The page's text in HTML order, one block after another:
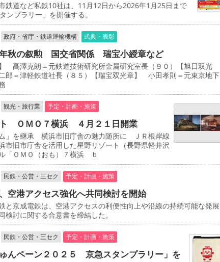
鉄道など私鉄10社は、11月12日から2026年1月25日まで
ンプラリー」を開催する。
政府・省庁・鉄道運輸機構 式典・表彰
秋の叙勲 国交省関係 瑞宝小綬章など
】 髙澤克朗＝元鉄道技術研究所金属研究室長（９０）【旭日双光
＝津軽鉄道社長（８５）【瑞宝双光章】 小田孝則＝元東京地下
観光・旅行業 予定・計画・施策
ＯＭＯ７横浜 ４月２１日開業
」を継承 横浜市旧庁舎の魅力随所に ＪＲ根岸線
市旧市庁舎を活用した星野リゾート（長野県軽井沢
「ＯＭＯ（おも）７横浜 ｂ
民鉄・公営・三セク 予定・計画・施策
空港アクセス強化へ共同検討を開始
と京成電鉄は、空港アクセスの利便性向上や沿線の持続可能な発展
検討に関する合意書を締結した。
民鉄・公営・三セク 予定・計画・施策
んペーン２０２５ 京急スタンプラリー」を